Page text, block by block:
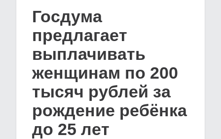
Госдума
предлагает
выплачивать
женщинам по 200
тысяч рублей за
рождение ребёнка
до 25 лет